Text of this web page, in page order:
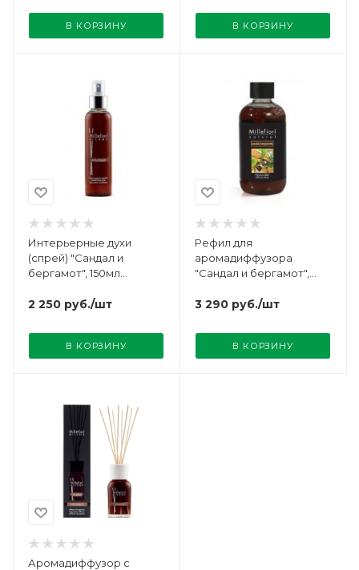
В КОРЗИНУ В КОРЗИНУ
Интерьерные духи
(спрей) "Сандал и
бергамот", 150мл
2 250 руб./шт
В КОРЗИНУ
Рефил для
аромадиффузора
"Сандал и бергамот",
3 290 руб./шт
В КОРЗИНУ
Аромадиффузор с